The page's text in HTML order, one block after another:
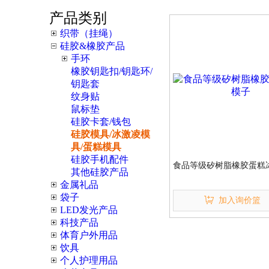
产品类别
织带（挂绳）
硅胶&橡胶产品
手环
橡胶钥匙扣/钥匙环/
钥匙套
纹身贴
鼠标垫
硅胶卡套/钱包
硅胶模具/冰激凌模
具/蛋糕模具
硅胶手机配件
其他硅胶产品
金属礼品
袋子
LED发光产品
科技产品
体育户外用品
饮具
个人护理用品
食品等级矽树脂橡胶蛋糕
加入询价篮